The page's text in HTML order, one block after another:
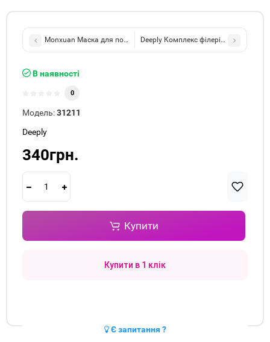
Monxuan Маска для пошкодженого волосся 100ml
Deeply Комплекс філерів для
В наявності
0
Модель:31211
Deeply
340грн.
Купити
Купити в 1 клік
Є запитання ?